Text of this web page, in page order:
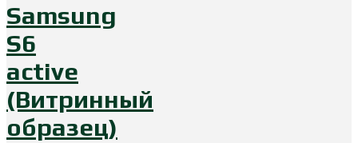
Samsung
S6
active
(Витринный
образец)